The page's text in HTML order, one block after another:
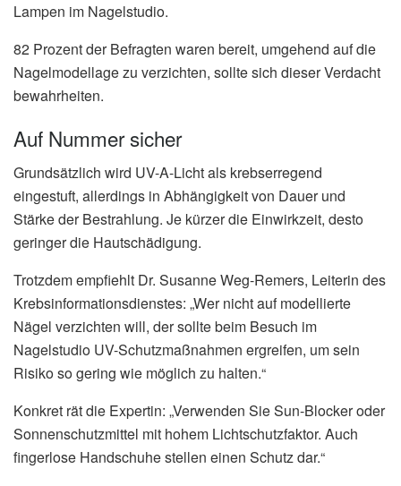
Lampen im Nagelstudio.
82 Prozent der Befragten waren bereit, umgehend auf die
Nagelmodellage zu verzichten, sollte sich dieser Verdacht
bewahrheiten.
Auf Nummer sicher
Grundsätzlich wird UV-A-Licht als krebserregend
eingestuft, allerdings in Abhängigkeit von Dauer und
Stärke der Bestrahlung. Je kürzer die Einwirkzeit, desto
geringer die Hautschädigung.
Trotzdem empfiehlt Dr. Susanne Weg-Remers, Leiterin des
Krebsinformationsdienstes: „Wer nicht auf modellierte
Nägel verzichten will, der sollte beim Besuch im
Nagelstudio UV-Schutzmaßnahmen ergreifen, um sein
Risiko so gering wie möglich zu halten.“
Konkret rät die Expertin: „Verwenden Sie Sun-Blocker oder
Sonnenschutzmittel mit hohem Lichtschutzfaktor. Auch
fingerlose Handschuhe stellen einen Schutz dar.“